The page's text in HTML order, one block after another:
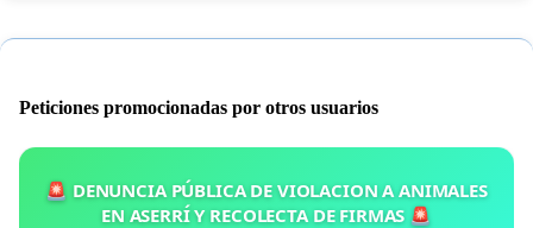
Peticiones promocionadas por otros usuarios
🚨 DENUNCIA PÚBLICA DE VIOLACION A ANIMALES
EN ASERRÍ Y RECOLECTA DE FIRMAS 🚨